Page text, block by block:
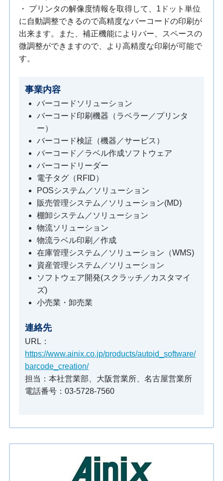
・ プリンタの解像度情報を取得して、1ドット単位
に自動調整できるので高精度なバーコードの印刷が
出来ます。また、補正機能によりバー、スペースの
微調整ができますので、より高精度な印刷が可能で
す。
事業内容
バーコードソリューション
バーコード印刷機器（ラベラー／プリンタ
ー）
バーコード検証（機器／サービス）
バーコード／ラベル作成ソフトウェア
バーコードリーダー
電子タグ（RFID）
POSシステム／ソリューション
販売管理システム／ソリューション(MD)
棚卸システム／ソリューション
物流ソリューション
物流ラベル印刷／作成
在庫管理システム／ソリューション（WMS)
資産管理システム／ソリューション
ソフトウェア開発(スクラッチ／カスタマイ
ズ)
小売業・卸売業
連絡先
URL：
https://www.ainix.co.jp/products/autoid_software/
barcode_creation/
担当：本社営業部、大阪営業所、名古屋営業所
電話番号：03-5728-7560